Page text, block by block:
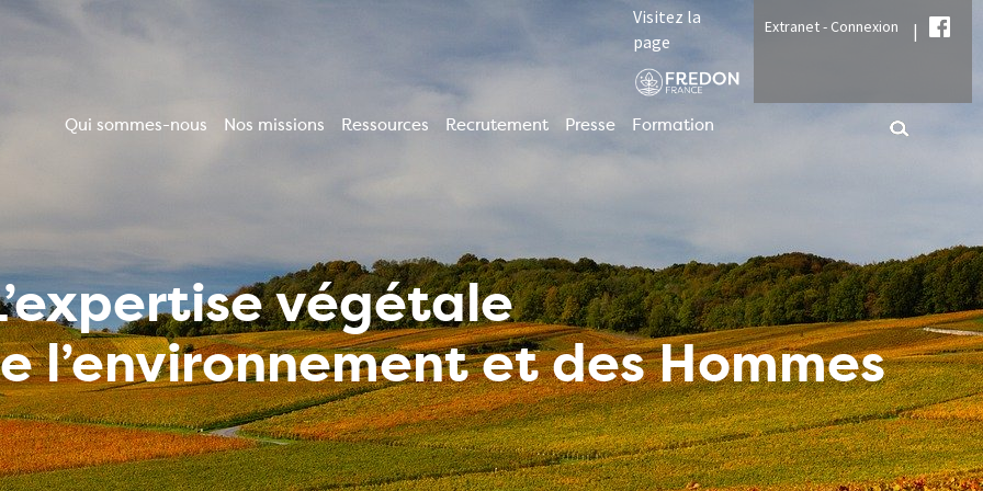
Visitez la
page
Extranet - Connexion |
Qui sommes-nous Nos missions Ressources Recrutement Presse Formation
végétale
l’environnement et des Hommes